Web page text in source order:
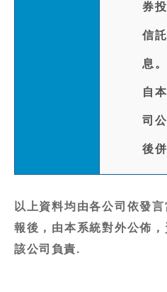
券
信
息
自
司
後
以上資料均由各公司依發
報後，由本系統對外公佈
該公司負責.